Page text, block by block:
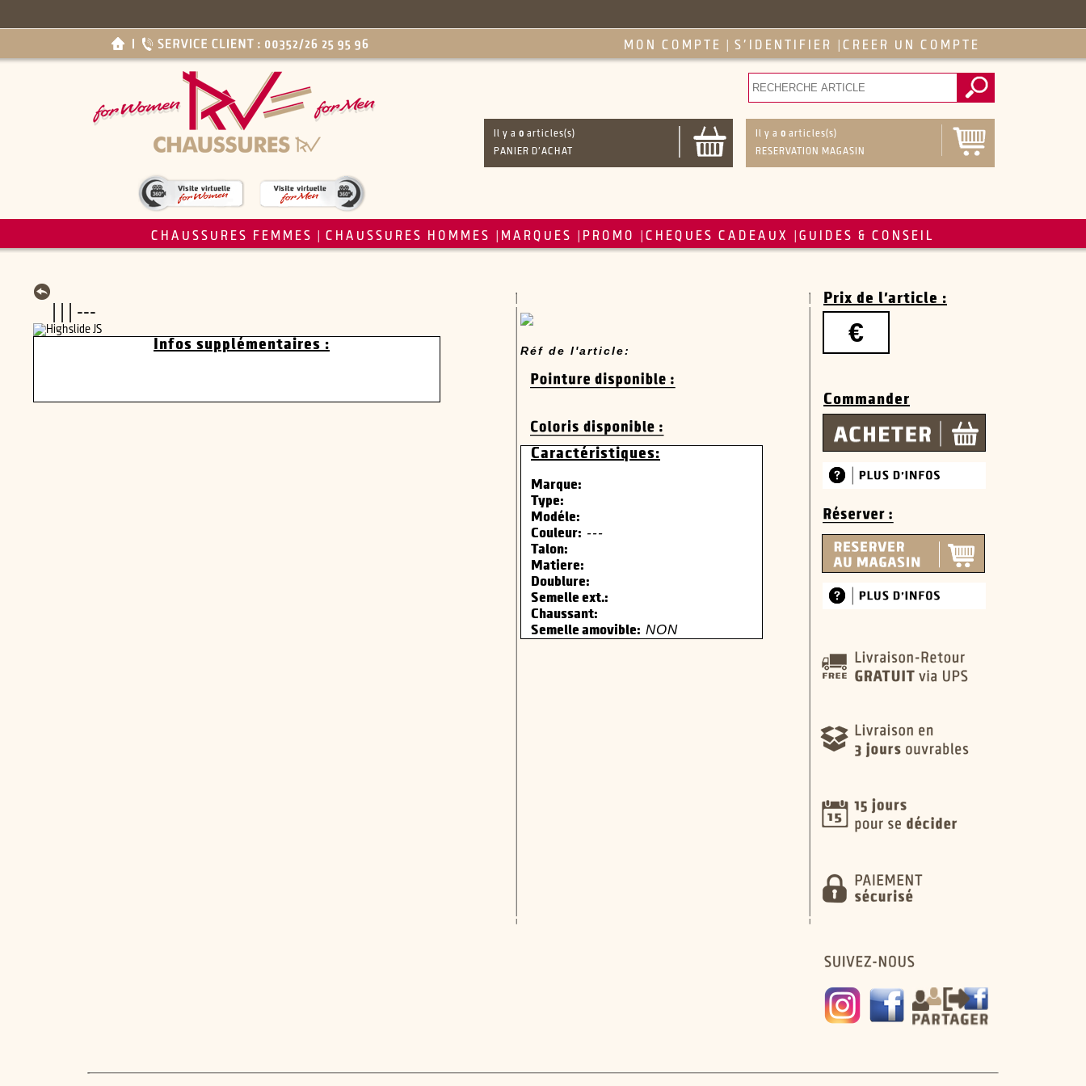
MON COMPTE S'IDENTIFIER CREER UN COMPTE
Il y a 0 articles(s)
PANIER D'ACHAT
Il y a 0 articles(s)
RESERVATION MAGASIN
CHAUSSURES FEMMES CHAUSSURES HOMMES MARQUES PROMO CHEQUES CADEAUX GUIDES & CONSEIL
| | | ---
Réf de l'article:
Caractéristiques:
Marque:
Type:
Modéle:
Couleur: ---
Talon:
Matiere:
Doublure:
Semelle ext.:
Chaussant:
Semelle amovible: NON
Prix de l'article :
€
Commander
Infos supplémentaires :